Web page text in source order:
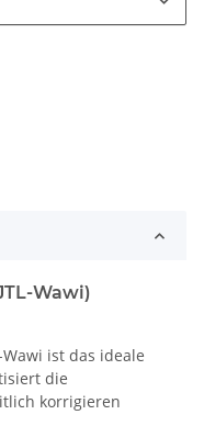
Wawi)
ist das ideale
die
korrigieren